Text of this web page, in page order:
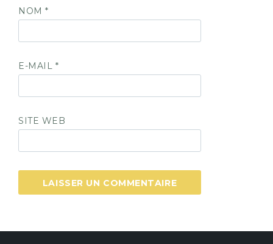
NOM*
E-MAIL *
SITE WEB